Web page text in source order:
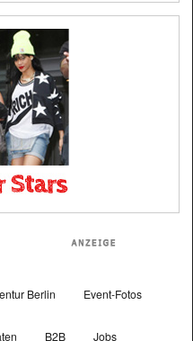
Berlin Event-Fotos
B2B Jobs